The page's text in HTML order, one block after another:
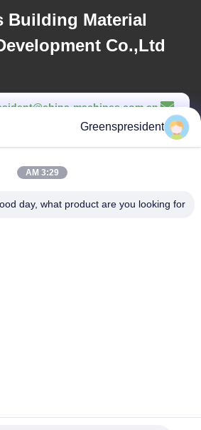
Building Material
Co.,Ltd
machines.com.cn
Greenspresident
3:29 AM
day, what product are you looking for?